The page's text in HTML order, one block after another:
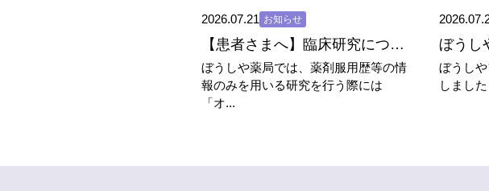
2026.07.21 お知らせ
【患者さまへ】臨床研究についての...
ぼうしや薬局では、薬剤服用歴等の情
報のみを用いる研究を行う際には
「オ...
ぼうし
しまし